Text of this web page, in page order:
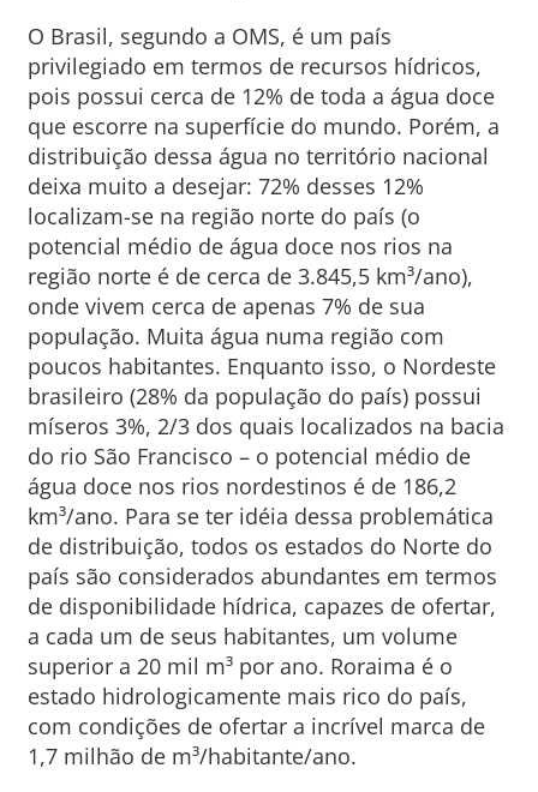
O Brasil, segundo a OMS, é um país
privilegiado em termos de recursos hídricos,
pois possui cerca de 12% de toda a água doce
que escorre na superfície do mundo. Porém, a
distribuição dessa água no território nacional
deixa muito a desejar: 72% desses 12%
localizam-se na região norte do país (o
potencial médio de água doce nos rios na
região norte é de cerca de 3.845,5 km³/ano),
onde vivem cerca de apenas 7% de sua
população. Muita água numa região com
poucos habitantes. Enquanto isso, o Nordeste
brasileiro (28% da população do país) possui
míseros 3%, 2/3 dos quais localizados na bacia
do rio São Francisco – o potencial médio de
água doce nos rios nordestinos é de 186,2
km³/ano. Para se ter idéia dessa problemática
de distribuição, todos os estados do Norte do
país são considerados abundantes em termos
de disponibilidade hídrica, capazes de ofertar,
a cada um de seus habitantes, um volume
superior a 20 mil m³ por ano. Roraima é o
estado hidrologicamente mais rico do país,
com condições de ofertar a incrível marca de
1,7 milhão de m³/habitante/ano.